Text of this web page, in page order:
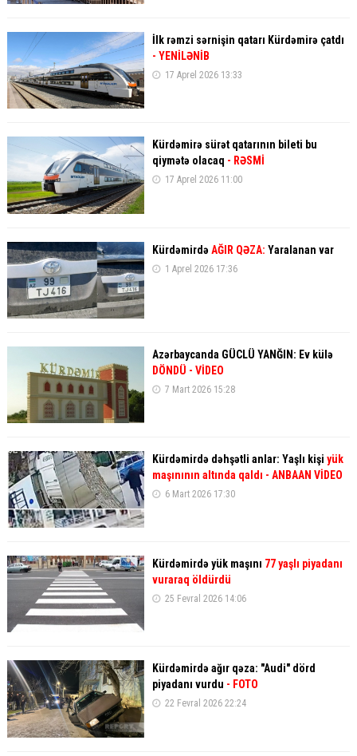
İlk rəmzi sərnişin qatarı Kürdəmirə çatdı
- YENİLƏNİB
17 Aprel 2026 13:33
Kürdəmirə sürət qatarının bileti bu
qiymətə olacaq - RƏSMİ
17 Aprel 2026 11:00
Kürdəmirdə AĞIR QƏZA: Yaralanan var
1 Aprel 2026 17:36
Azərbaycanda GÜCLÜ YANĞIN: Ev külə
DÖNDÜ - VİDEO
7 Mart 2026 15:28
Kürdəmirdə dəhşətli anlar: Yaşlı kişi yük
maşınının altında qaldı - ANBAAN VİDEO
6 Mart 2026 17:30
Kürdəmirdə yük maşını 77 yaşlı piyadanı
vuraraq öldürdü
25 Fevral 2026 14:06
Kürdəmirdə ağır qəza: "Audi" dörd
piyadanı vurdu - FOTO
22 Fevral 2026 22:24